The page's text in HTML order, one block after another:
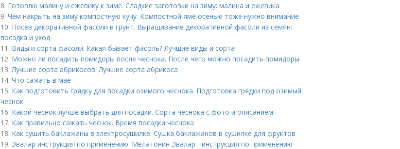
8. Готовлю малину и ежевику к зиме. Сладкие заготовки на зиму: малина и ежевика
9. Чем накрыть на зиму компостную кучу. Компостной яме осенью тоже нужно внимание
10. Посев декоративной фасоли в грунт. Выращивание декоративной фасоли из семян:
посадка и уход
11. Виды и сорта фасоли. Какая бывает фасоль? Лучшие виды и сорта
12. Можно ли посадить помидоры после чеснока. После чего можно посадить помидоры
13.Лучшие сорта абрикосов. Лучшие сорта абрикоса
14. Что сажать в мае
15. Как подготовить грядку для посадки озимого чеснока. Подготовка грядки под озимый
чеснок
16. Какой чеснок лучше выбрать для посадки. Сорта чеснока с фото и описанием
17. Как правильно сажать чеснок. Время посадки чеснока
18. Как сушить баклажаны в электросушилке. Сушка баклажанов в сушилке для фруктов
19. Эвалар инструкция по применению. Мелатонин Эвалар - инструкция по применению